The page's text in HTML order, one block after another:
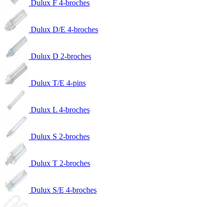
Dulux F 4-broches
Dulux D/E 4-broches
Dulux D 2-broches
Dulux T/E 4-pins
Dulux L 4-broches
Dulux S 2-broches
Dulux T 2-broches
Dulux S/E 4-broches